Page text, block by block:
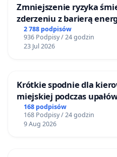
Zmniejszenie ryzyka
zderzeniu z barierą
2 788 podpisów
936 Podpisy / 24 godzin
23 Jul 2026
Krótkie spodnie dla
miejskiej podczas
168 podpisów
168 Podpisy / 24 godzin
9 Aug 2026